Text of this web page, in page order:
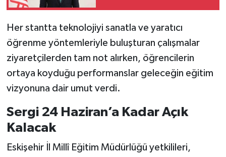
Her stantta teknolojiyi sanatla ve yaratıcı
öğrenme yöntemleriyle buluşturan çalışmalar
ziyaretçilerden tam not alırken, öğrencilerin
ortaya koyduğu performanslar geleceğin eğitim
vizyonuna dair umut verdi.
Sergi 24 Haziran’a Kadar Açık
Kalacak
Eskişehir İl Millî Eğitim Müdürlüğü yetkilileri,